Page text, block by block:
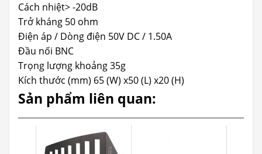
Cách nhiệt> -20dB
Trở kháng 50 ohm
Điện áp / Dòng điện 50V DC / 1.50A
Đầu nối BNC
Trọng lượng khoảng 35g
Kích thước (mm) 65 (W) x50 (L) x20 (H)
Sản phẩm liên quan: